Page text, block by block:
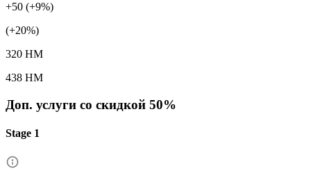
+50 (+9%)
(+20%)
320 HM
438 HM
Доп. услуги со скидкой 50%
Stage 1